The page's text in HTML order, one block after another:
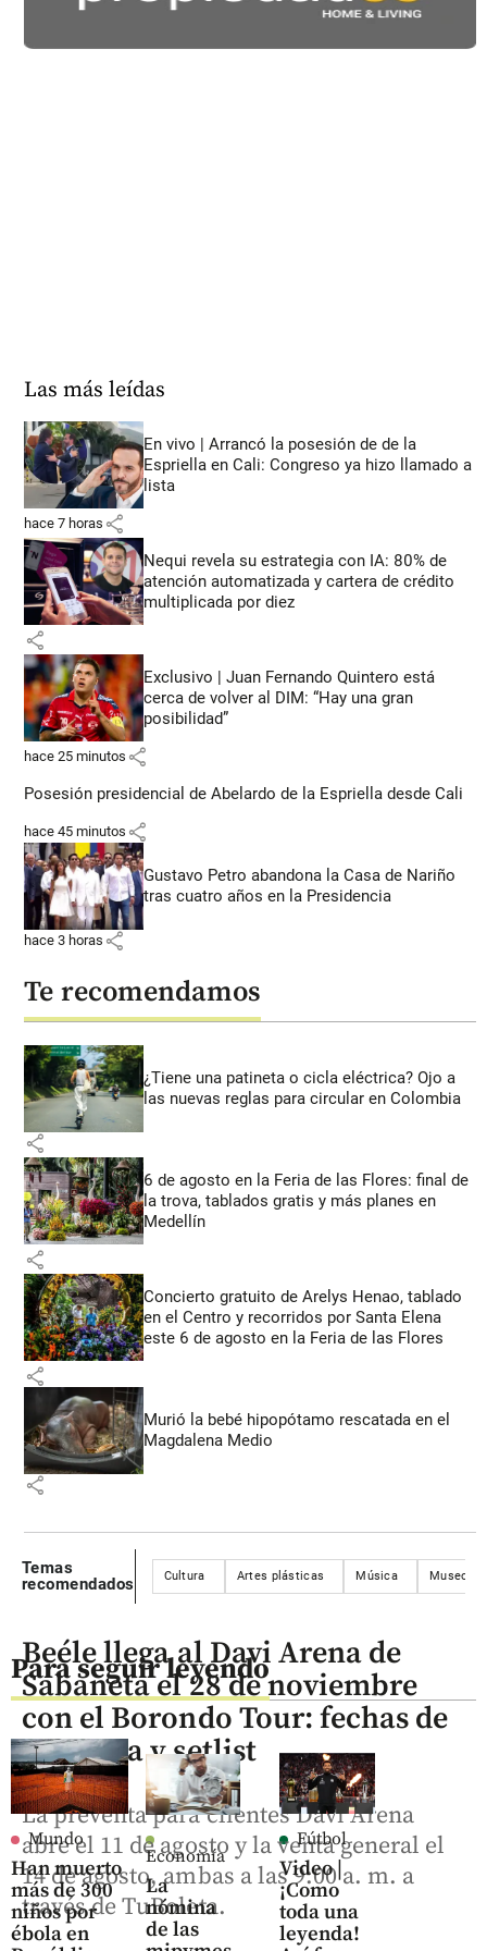
Las más leídas
En vivo | Arrancó la posesión de de la
Espriella en Cali: Congreso ya hizo llamado a
lista
hace 7 horas share
Nequi revela su estrategia con IA: 80% de
atención automatizada y cartera de crédito
multiplicada por diez
share
Exclusivo | Juan Fernando Quintero está
cerca de volver al DIM: “Hay una gran
posibilidad”
hace 25 minutos share
Posesión presidencial de Abelardo de la Espriella desde Cali
hace 45 minutos share
Gustavo Petro abandona la Casa de Nariño
tras cuatro años en la Presidencia
hace 3 horas share
Te recomendamos
¿Tiene una patineta o cicla eléctrica? Ojo a
las nuevas reglas para circular en Colombia
share
6 de agosto en la Feria de las Flores: final de
la trova, tablados gratis y más planes en
Medellín
share
Concierto gratuito de Arelys Henao, tablado
en el Centro y recorridos por Santa Elena
este 6 de agosto en la Feria de las Flores
share
Murió la bebé hipopótamo rescatada en el
Magdalena Medio
share
Temas
recomendados
Cultura Artes plásticas Música Museos
Para seguir leyendo
Mundo
Han muerto
más de 300
niños por
ébola en
Economía
La
nómina
de las
Fútbol
Video |
¡Como
toda una
leyenda!
Beéle llega al Davi Arena de
Sabaneta el 28 de noviembre
con el Borondo Tour: fechas de
preventa y setlist
La preventa para clientes Davi Arena
abre el 11 de agosto y la venta general el
14 de agosto, ambas a las 9:00 a. m. a
través de TuBoleta.